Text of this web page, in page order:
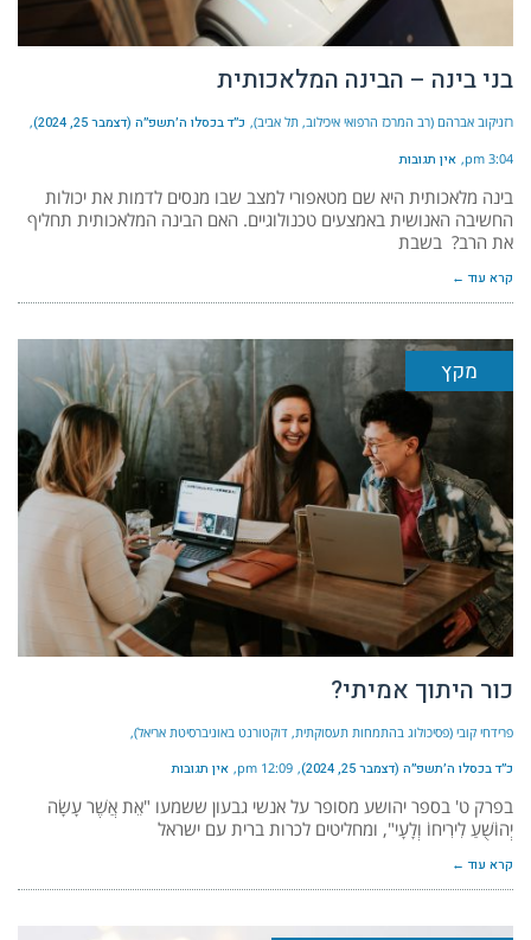
בני בינה – הבינה המלאכותית
רזניקוב אברהם (רב המרכז הרפואי איכילוב, תל אביב) כ״ד בכסלו ה׳תשפ״ה (דצמבר 25, 2024)
3:04 pm אין תגובות
בינה מלאכותית היא שם מטאפורי למצב שבו מנסים לדמות את יכולות
החשיבה האנושית באמצעים טכנולוגיים. האם הבינה המלאכותית תחליף
את הרב? בשבת
קרא עוד ←
מקץ
כור היתוך אמיתי?
פרידחי קובי (פסיכולוג בהתמחות תעסוקתית, דוקטורנט באוניברסיטת אריאל)
כ״ד בכסלו ה׳תשפ״ה (דצמבר 25, 2024) 12:09 pm אין תגובות
בפרק ט' בספר יהושע מסופר על אנשי גבעון ששמעו "אֵת אֲשֶׁר עָשָׂה
יְהוֹשֻׁעַ לִירִיחוֹ וְלָעָי", ומחליטים לכרות ברית עם ישראל
קרא עוד ←